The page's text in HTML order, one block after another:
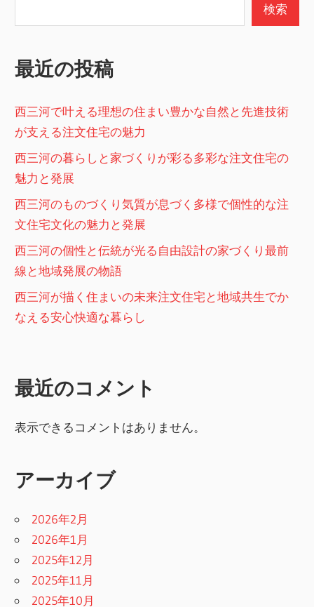
ョ
検索
最近の投稿
西三河で叶える理想の住まい豊かな自然と先進技術
が支える注文住宅の魅力
西三河の暮らしと家づくりが彩る多彩な注文住宅の
魅力と発展
西三河のものづくり気質が息づく多様で個性的な注
文住宅文化の魅力と発展
西三河の個性と伝統が光る自由設計の家づくり最前
線と地域発展の物語
西三河が描く住まいの未来注文住宅と地域共生でか
なえる安心快適な暮らし
最近のコメント
表示できるコメントはありません。
アーカイブ
2026年2月
2026年1月
2025年12月
2025年11月
2025年10月